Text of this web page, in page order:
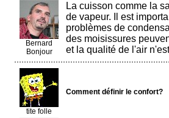
Bernard
Bonjour
La cuisson comme la
de vapeur. Il est
problèmes de
des moisissures
et la qualité de l'air
tite folle
Comment définir le confort?